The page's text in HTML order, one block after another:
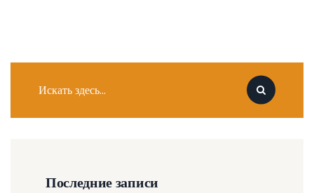
Последние записи